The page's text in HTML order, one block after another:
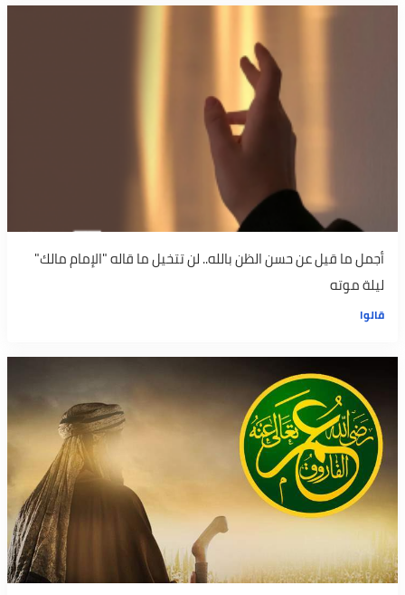
أجمل ما قيل عن حسن الظن بالله.. لن تتخيل ما قاله "الإمام مالك"
ليلة موته
قالوا